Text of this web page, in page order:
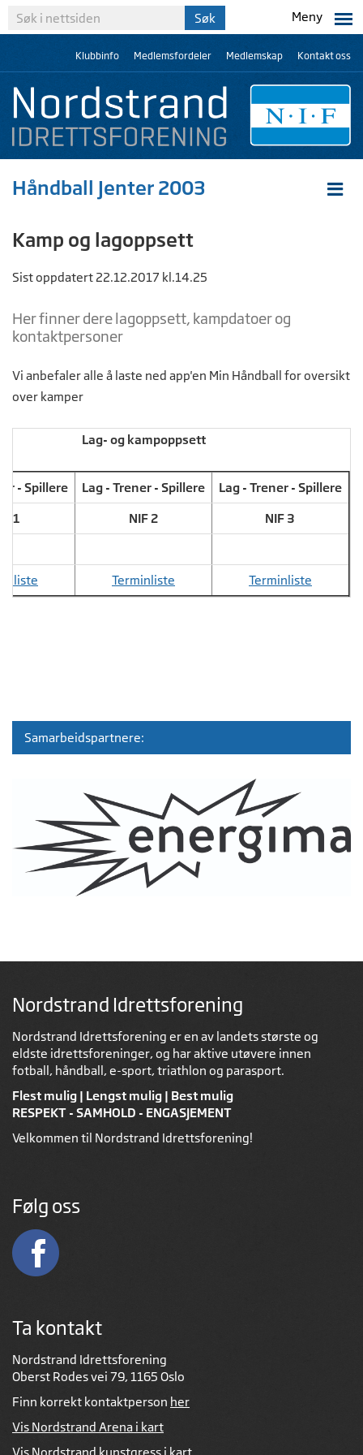
Meny
Klubbinfo Medlemsfordeler Medlemskap Kontakt oss
Håndball Jenter 2003
Kamp og lagoppsett
Sist oppdatert 22.12.2017 kl.14.25
Her finner dere lagoppsett, kampdatoer og
kontaktpersoner
Vi anbefaler alle å laste ned app'en Min Håndball for oversikt
over kamper
Lag- og kampoppsett
- Spillere Lag - Trener - Spillere Lag - Trener - Spillere
1 NIF 2 NIF 3
Terminliste Terminliste
Samarbeidspartnere:
Nordstrand Idrettsforening
Nordstrand Idrettsforening er en av landets største og
eldste idrettsforeninger, og har aktive utøvere innen
fotball, håndball, e-sport, triathlon og parasport.
Flest mulig | Lengst mulig | Best mulig
RESPEKT - SAMHOLD - ENGASJEMENT
Velkommen til Nordstrand Idrettsforening!
Følg oss
Ta kontakt
Nordstrand Idrettsforening
Oberst Rodes vei 79, 1165 Oslo
Finn korrekt kontaktperson her
Vis Nordstrand Arena i kart
Vis Nordstrand kunstgress i kart